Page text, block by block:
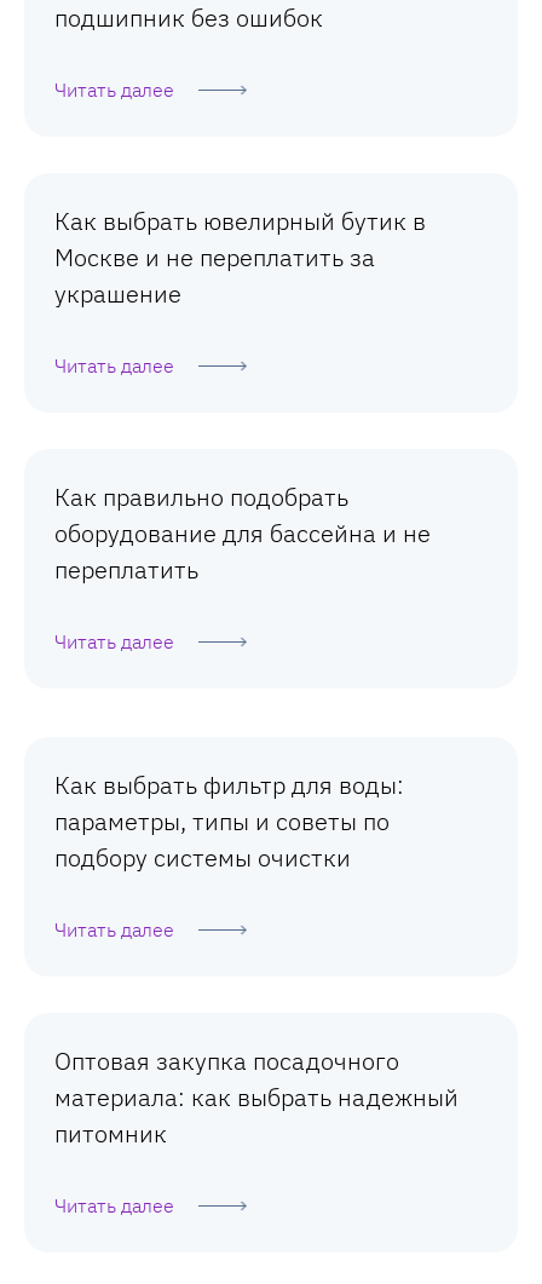
подшипник без ошибок
Читать далее
Как выбрать ювелирный бутик в
Москве и не переплатить за
украшение
Читать далее
Как правильно подобрать
оборудование для бассейна и не
переплатить
Читать далее
Как выбрать фильтр для воды:
параметры, типы и советы по
подбору системы очистки
Читать далее
Оптовая закупка посадочного
материала: как выбрать надежный
питомник
Читать далее